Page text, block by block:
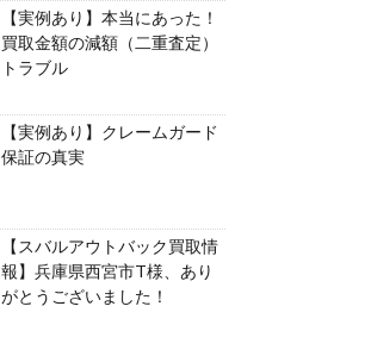
【実例あり】本当にあった！
買取金額の減額（二重査定）
トラブル
【実例あり】クレームガード
保証の真実
【スバルアウトバック買取情
報】兵庫県西宮市T様、あり
がとうございました！